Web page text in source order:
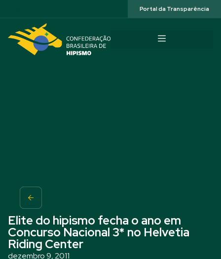
Portal da Transparência
Elite do hipismo fecha o ano em
Concurso Nacional 3* no Helvetia
Riding Center
dezembro 9, 2011